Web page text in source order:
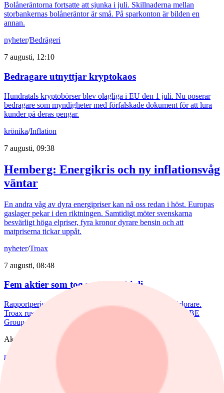
Bolåneräntorna fortsatte att sjunka i juli. Skillnaderna mellan
storbankernas bolåneräntor är små. På sparkonton är bilden en
annan.
nyheter/Bedrägeri
7 augusti, 12:10
Bedragare utnyttjar kryptokaos
Hundratals kryptobörser blev olagliga i EU den 1 juli. Nu poserar
bedragare som myndigheter med förfalskade dokument för att lura
kunder på deras pengar.
krönika/Inflation
7 augusti, 09:38
Hemberg: Energikris och ny inflationsvåg
väntar
En andra våg av dyra energipriser kan nå oss redan i höst. Europas
gaslager pekar i den riktningen. Samtidigt möter svenskarna
besvärligt höga elpriser, fyra kronor dyrare bensin och att
matpriserna tickar uppåt.
nyheter/Troax
7 augusti, 08:48
Fem aktier som tog revansch i juli
Rapportperioden väckte liv i flera av börsens tidigare förlorare.
Troax rusade 37% under juli, medan Hexpol, Billerud och BE
Group steg mellan 18 till 23%.
Aktieanalys
nyheter